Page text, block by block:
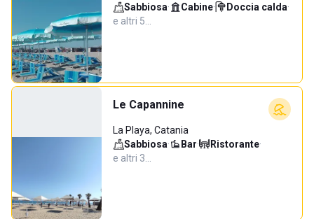
Sabbiosa· Cabine· Doccia calda·
e altri 5…
Le Capannine
La Playa, Catania
Sabbiosa· Bar· Ristorante·
e altri 3…